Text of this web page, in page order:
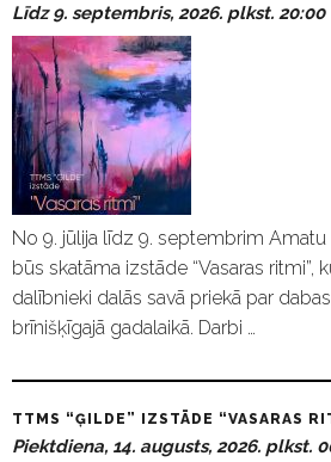
Līdz 9. septembris, 2026. plkst. 20:00
No 9. jūlija līdz 9. septembrim
būs skatāma izstāde “Vasaras ritmi”,
dalībnieki dalās savā priekā par
brīnišķīgajā gadalaikā. Darbi …
TTMS “ĢILDE” IZSTĀDE “VASARAS
Piektdiena, 14. augusts, 2026. plkst.